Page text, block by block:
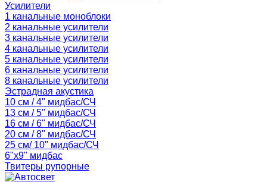
Усилители
1 канальные моноблоки
2 канальные усилители
3 канальные усилители
4 канальные усилители
5 канальные усилители
6 канальные усилители
8 канальные усилители
Эстрадная акустика
10 см / 4" мидбас/СЧ
13 см / 5" мидбас/СЧ
16 см / 6" мидбас/СЧ
20 см / 8" мидбас/СЧ
25 см/ 10" мидбас/СЧ
6"x9" мидбас
Твитеры рупорные